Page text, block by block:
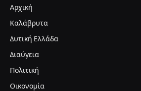
Αρχική
Καλάβρυτα
Δυτική Ελλάδα
Διαύγεια
Πολιτική
Οικονομία